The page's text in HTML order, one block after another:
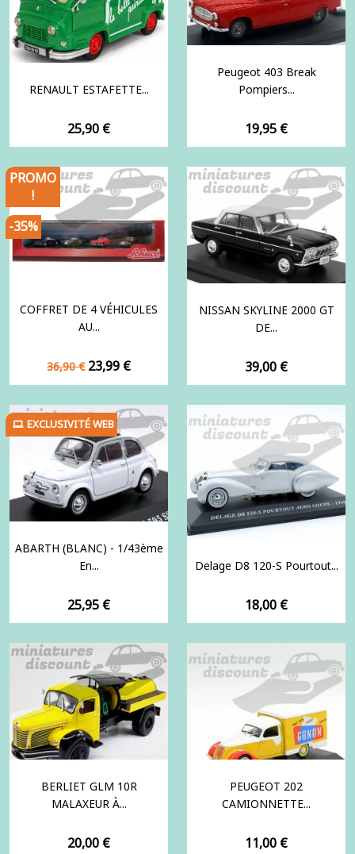
RENAULT ESTAFETTE...
Prix
25,90 €
Peugeot 403 Break
Pompiers...
Prix
19,95 €
COFFRET DE 4 VÉHICULES
AU...
Prix
de
36,90 € Prix
23,99 €
PROMO
!
-35%
NISSAN SKYLINE 2000 GT
DE...
Prix
39,00 €
ABARTH (BLANC) - 1/43ème
En...
Prix
25,95 €
EXCLUSIVITÉ WEB
Delage D8 120-S Pourtout...
Prix
18,00 €
BERLIET GLM 10R
MALAXEUR À...
Prix
20,00 €
PEUGEOT 202
CAMIONNETTE...
Prix
11,00 €